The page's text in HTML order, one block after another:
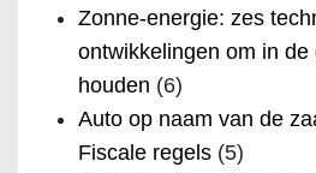
Zonne-energie: zes
ontwikkelingen om in de
houden (6)
Auto op naam van de
Fiscale regels (5)